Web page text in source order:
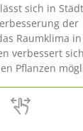
sich in
der
Raumklima in
verbessert
Pflanzen